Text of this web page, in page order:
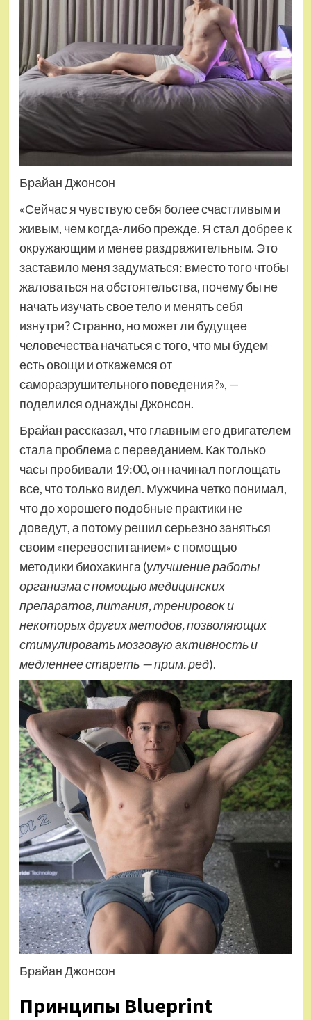
Брайан Джонсон
«Сейчас я чувствую себя более счастливым и
живым, чем когда-либо прежде. Я стал добрее к
окружающим и менее раздражительным. Это
заставило меня задуматься: вместо того чтобы
жаловаться на обстоятельства, почему бы не
начать изучать свое тело и менять себя
изнутри? Странно, но может ли будущее
человечества начаться с того, что мы будем
есть овощи и откажемся от
саморазрушительного поведения?», —
поделился однажды Джонсон.
Брайан рассказал, что главным его двигателем
стала проблема с перееданием. Как только
часы пробивали 19:00, он начинал поглощать
все, что только видел. Мужчина четко понимал,
что до хорошего подобные практики не
доведут, а потому решил серьезно заняться
своим «перевоспитанием» с помощью
методики биохакинга (улучшение работы
организма с помощью медицинских
препаратов, питания, тренировок и
некоторых других методов, позволяющих
стимулировать мозговую активность и
медленнее стареть — прим. ред).
Брайан Джонсон
Принципы Blueprint